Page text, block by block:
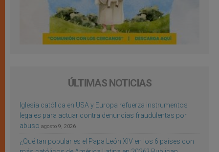
ÚLTIMAS NOTICIAS
Iglesia católica en USA y Europa refuerza instrumentos
legales para actuar contra denuncias fraudulentas por
abuso agosto 9, 2026
¿Qué tan popular es el Papa León XIV en los 6 países con